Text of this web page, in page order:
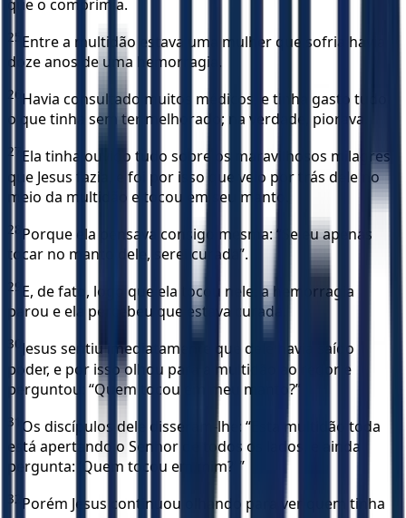
que o comprimia.
25 Entre a multidão estava uma mulher que sofria havia
doze anos de uma hemorragia.
26 Havia consultado muitos médicos, e tinha gasto tudo
o que tinha sem ter melhorado; na verdade, piorava.
27 Ela tinha ouvido tudo sobre os maravilhosos milagres
que Jesus fazia, e foi por isso que veio por trás dele no
meio da multidão e tocou em seu manto.
28 Porque ela pensava consigo mesma: “Se eu apenas
tocar no manto dele, serei curada”.
29 E, de fato, logo que ela tocou nele, a hemorragia
parou e ela percebeu que estava curada.
30 Jesus sentiu imediatamente que dele havia saído
poder, e por isso olhou para a multidão ao redor e
perguntou: “Quem tocou em meu manto?”
31
Os discípulos dele disseram-lhe: “Esta multidão toda
está apertando o Senhor de todos os lados, e ainda
pergunta: ‘Quem tocou em mim?’ ”
32 Porém Jesus continuou olhando para ver quem tinha